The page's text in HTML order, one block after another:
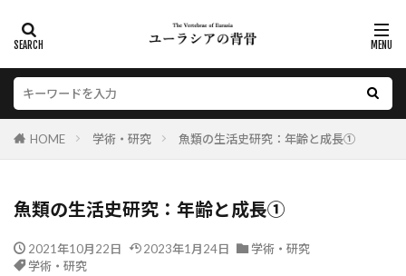
HOME 学術・研究 魚類の生活史研究：年齢と成長①
魚類の生活史研究：年齢と成長①
2021年10月22日 2023年1月24日
学術・研究
学術・研究